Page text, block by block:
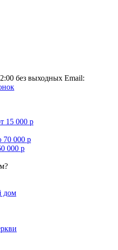
без выходных Email:
15 000 р
70 000 р
000 р
дом